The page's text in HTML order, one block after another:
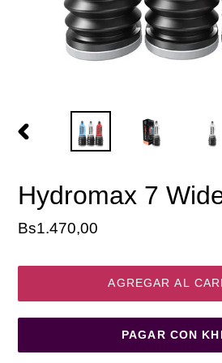
ANTERIOR
Hydromax 7
Precio
Bs1.470,00
AGREGAR AL
PAGAR CON